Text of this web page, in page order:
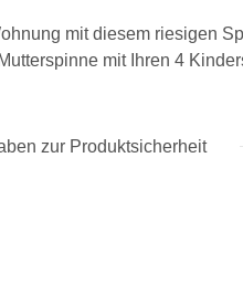
mit diesem riesigen
mit Ihren 4
zur Produktsicherheit